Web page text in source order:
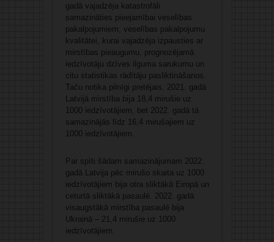
gadā vajadzēja katastrofāli
samazināties pieejamībai veselības
pakalpojumiem, veselības pakalpojumu
kvalitātei, kurai vajadzēja izpausties ar
mirstības pieaugumu, prognozējamā
iedzīvotāju dzīves ilguma sarukumu un
citu statistikas rādītāju pasliktināšanos.
Taču notika pilnīgi pretējais. 2021. gadā
Latvijā mirstība bija 18,4 mirušie uz
1000 iedzīvotājiem, bet 2022. gadā tā
samazinājās līdz 16,4 mirušajiem uz
1000 iedzīvotājiem.
Par spīti šādam samazinājumam 2022.
gadā Latvija pēc mirušo skaita uz 1000
iedzīvotājiem bija otra sliktākā Eiropā un
ceturtā sliktākā pasaulē. 2022. gadā
visaugstākā mirstība pasaulē bija
Ukrainā – 21,4 mirušie uz 1000
iedzīvotājiem.